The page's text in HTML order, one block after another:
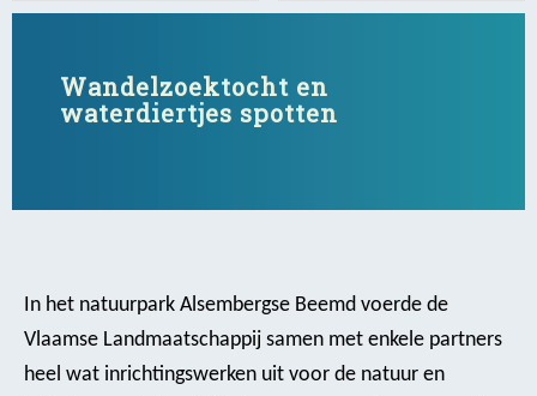
Wandelzoektocht en
waterdiertjes spotten
In het natuurpark Alsembergse Beemd voerde de
Vlaamse Landmaatschappij samen met enkele partners
heel wat inrichtingswerken uit voor de natuur en